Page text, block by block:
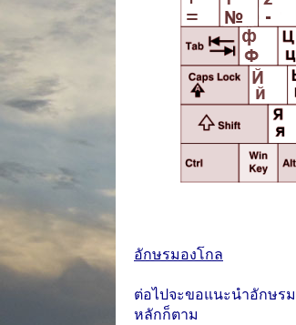
อักษรมองโกล
ต่อไปจะขอแนะนำอักษร
หลักก็ตาม